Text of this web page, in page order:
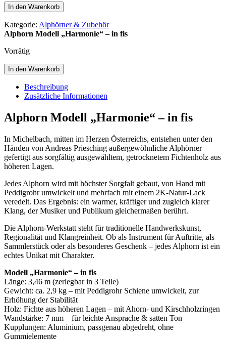
Alphorn
Modell
„Harmonie“
–
fis
In den Warenkorb
Kategorie: Alphörner & Zubehör
Alphorn Modell „Harmonie“ – in fis
Vorrätig
Alphorn
Modell
„Harmonie“
fis
Menge
In den Warenkorb
Beschreibung
Zusätzliche Informationen
Alphorn Modell „Harmonie“ – in fis
In Michelbach, mitten im Herzen Österreichs, entstehen unter den
Händen von Andreas Priesching außergewöhnliche Alphörner –
gefertigt aus sorgfältig ausgewähltem, getrocknetem Fichtenholz aus
höheren Lagen.
Jedes Alphorn wird mit höchster Sorgfalt gebaut, von Hand mit
Peddigrohr umwickelt und mehrfach mit einem 2K-Natur-Lack
veredelt. Das Ergebnis: ein warmer, kräftiger und zugleich klarer
Klang, der Musiker und Publikum gleichermaßen berührt.
Die Alphorn-Werkstatt steht für traditionelle Handwerkskunst,
Regionalität und Klangreinheit. Ob als Instrument für Auftritte, als
Sammlerstück oder als besonderes Geschenk – jedes Alphorn ist ein
echtes Unikat mit Charakter.
Modell „Harmonie“ – in fis
Länge: 3,46 m (zerlegbar in 3 Teile)
Gewicht: ca. 2,9 kg – mit Peddigrohr Schiene umwickelt, zur
Erhöhung der Stabilität
Holz: Fichte aus höheren Lagen – mit Ahorn- und Kirschholzringen
Wandstärke: 7 mm – für leichte Ansprache & satten Ton
Kupplungen: Aluminium, passgenau abgedreht, ohne
Gummielemente